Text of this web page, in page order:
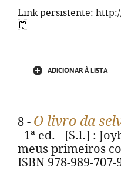
Link persistente:
ADICIONAR À LISTA
8 - O livro da
- 1ª ed. - [S.l.] :
meus primeiros
ISBN 978-989-707-